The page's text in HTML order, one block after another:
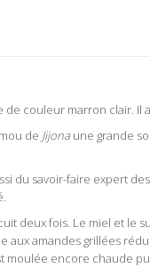
couleur marron clair. Il
de Jijona une grande
du savoir-faire expert
deux fois. Le miel et le
amandes grillées
moulée encore chaude